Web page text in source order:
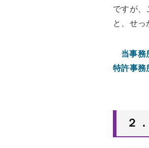
ですが、
と、せっ
当事務
特許事務
２